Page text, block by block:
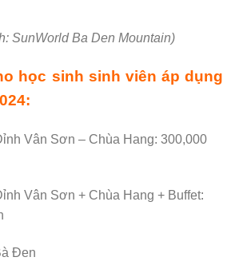
SunWorld Ba Den Mountain)
học sinh sinh viên áp dụng
Vân Sơn – Chùa Hang: 300,000
Vân Sơn + Chùa Hang + Buffet: